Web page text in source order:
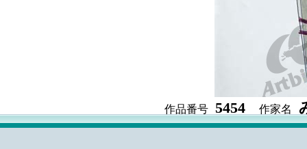
作品番号 5454 作家名